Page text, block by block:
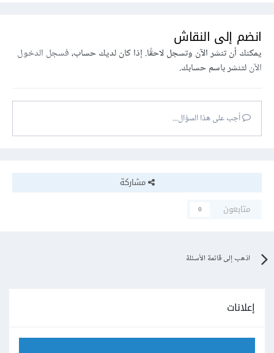
انضم إلى النقاش
يمكنك أن تنشر الآن وتسجل لاحقًا. إذا كان لديك حساب،فسجل الدخول
الآنلتنشر باسم حسابك.
أجب على هذا السؤال...
مشاركة
متابعون
0
اذهب إلى قائمة الأسئلة
إعلانات